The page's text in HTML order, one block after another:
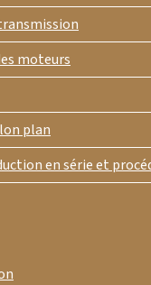
moteurs
plan
en série et